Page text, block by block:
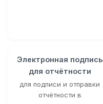
Электронная подпись
для отчётности
для подписи и отправки
отчётности в